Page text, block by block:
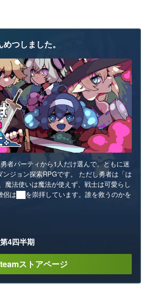
つしました。
者パーティから1人だけ選んで、ともに迷
ジョン探索RPGです。 ただし勇者は「は
魔法使いは魔法が使えず、戦士は可愛らし
侶は██を崇拝しています。誰を救うのかを
4四半期
ストアページ